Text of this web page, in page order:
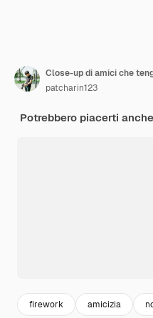
Close-up di amici che
patcharin123
Potrebbero piacerti
firework amicizia